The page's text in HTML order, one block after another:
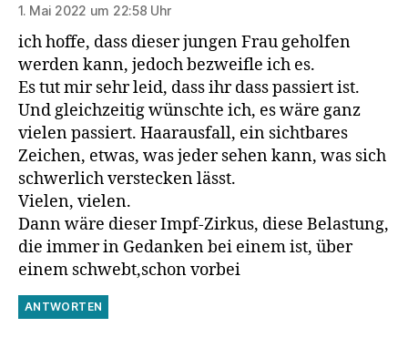
1. Mai 2022 um 22:58 Uhr
ich hoffe, dass dieser jungen Frau geholfen
werden kann, jedoch bezweifle ich es.
Es tut mir sehr leid, dass ihr dass passiert ist.
Und gleichzeitig wünschte ich, es wäre ganz
vielen passiert. Haarausfall, ein sichtbares
Zeichen, etwas, was jeder sehen kann, was sich
schwerlich verstecken lässt.
Vielen, vielen.
Dann wäre dieser Impf-Zirkus, diese Belastung,
die immer in Gedanken bei einem ist, über
einem schwebt,schon vorbei
ANTWORTEN